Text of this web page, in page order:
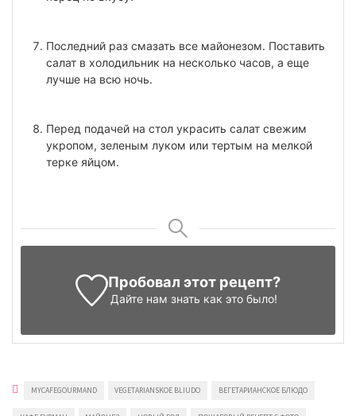
Последний раз смазать все майонезом. Поставить
салат в холодильник на несколько часов, а еще
лучше на всю ночь.
Перед подачей на стол украсить салат свежим
укропом, зеленым луком или тертым на мелкой
терке яйцом.
Пробовал этот рецепт?
Дайте нам знать как это было!
MYCAFEGOURMAND VEGETARIANSKOE BLIUDO ВЕГЕТАРИАНСКОЕ БЛЮДО